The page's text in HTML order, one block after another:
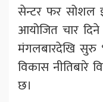
सेन्टर फर सोशल
आयोजित चार दिने
मंगलबारदेखि सुरु
विकास नीतिबारे
छ।